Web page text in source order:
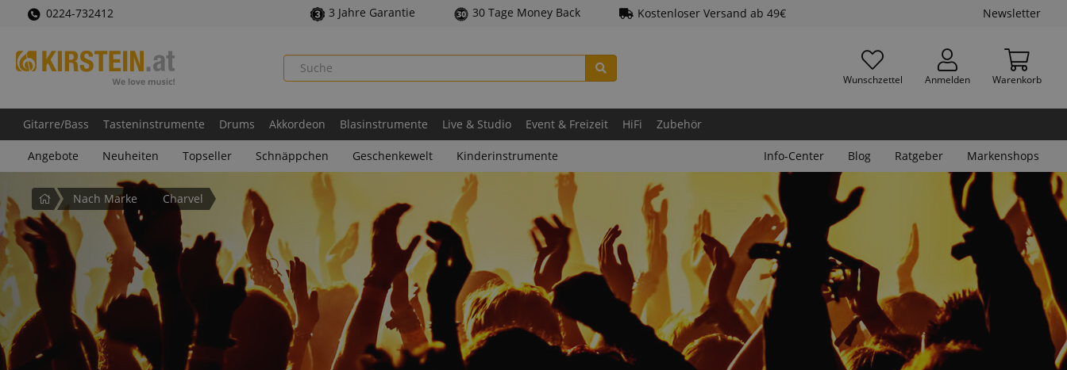
0224-732412 3 Jahre Garantie 30 Tage Money Back Kostenloser Versand ab 49€ Newsletter
Wunschzettel Anmelden Warenkorb
Gitarre/Bass Tasteninstrumente Drums Akkordeon Blasinstrumente Live & Studio Event & Freizeit HiFi Zubehör
Angebote Neuheiten Topseller Schnäppchen Geschenkewelt Kinderinstrumente Info-Center Blog Ratgeber Markenshops
StartseiteNach Marke Charvel